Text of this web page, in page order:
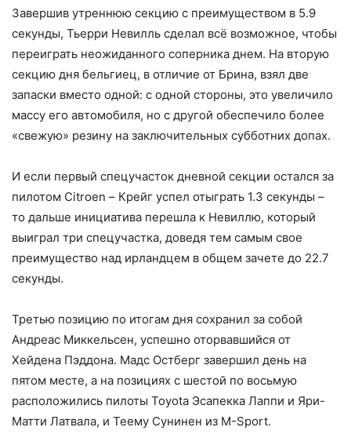
Завершив утреннюю секцию с преимуществом в 5.9
секунды, Тьерри Невилль сделал всё возможное, чтобы
переиграть неожиданного соперника днем. На вторую
секцию дня бельгиец, в отличие от Брина, взял две
запаски вместо одной: с одной стороны, это увеличило
массу его автомобиля, но с другой обеспечило более
«свежую» резину на заключительных субботних допах.
И если первый спецучасток дневной секции остался за
пилотом Citroen – Крейг успел отыграть 1.3 секунды –
то дальше инициатива перешла к Невиллю, который
выиграл три спецучастка, доведя тем самым свое
преимущество над ирландцем в общем зачете до 22.7
секунды.
Третью позицию по итогам дня сохранил за собой
Андреас Миккельсен, успешно оторвавшийся от
Хейдена Пэддона. Мадс Остберг завершил день на
пятом месте, а на позициях с шестой по восьмую
расположились пилоты Toyota Эсапекка Лаппи и Яри-
Матти Латвала, и Теему Сунинен из M-Sport.